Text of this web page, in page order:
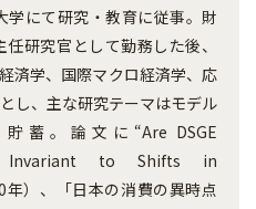
学にて研究・教育に従事。財
研究官として勤務した後、
済学、国際マクロ経済学、応
し、主な研究テーマはモデル
蓄。論文に“Are DSGE
Invariant to Shifts in
）、「日本の消費の異時点